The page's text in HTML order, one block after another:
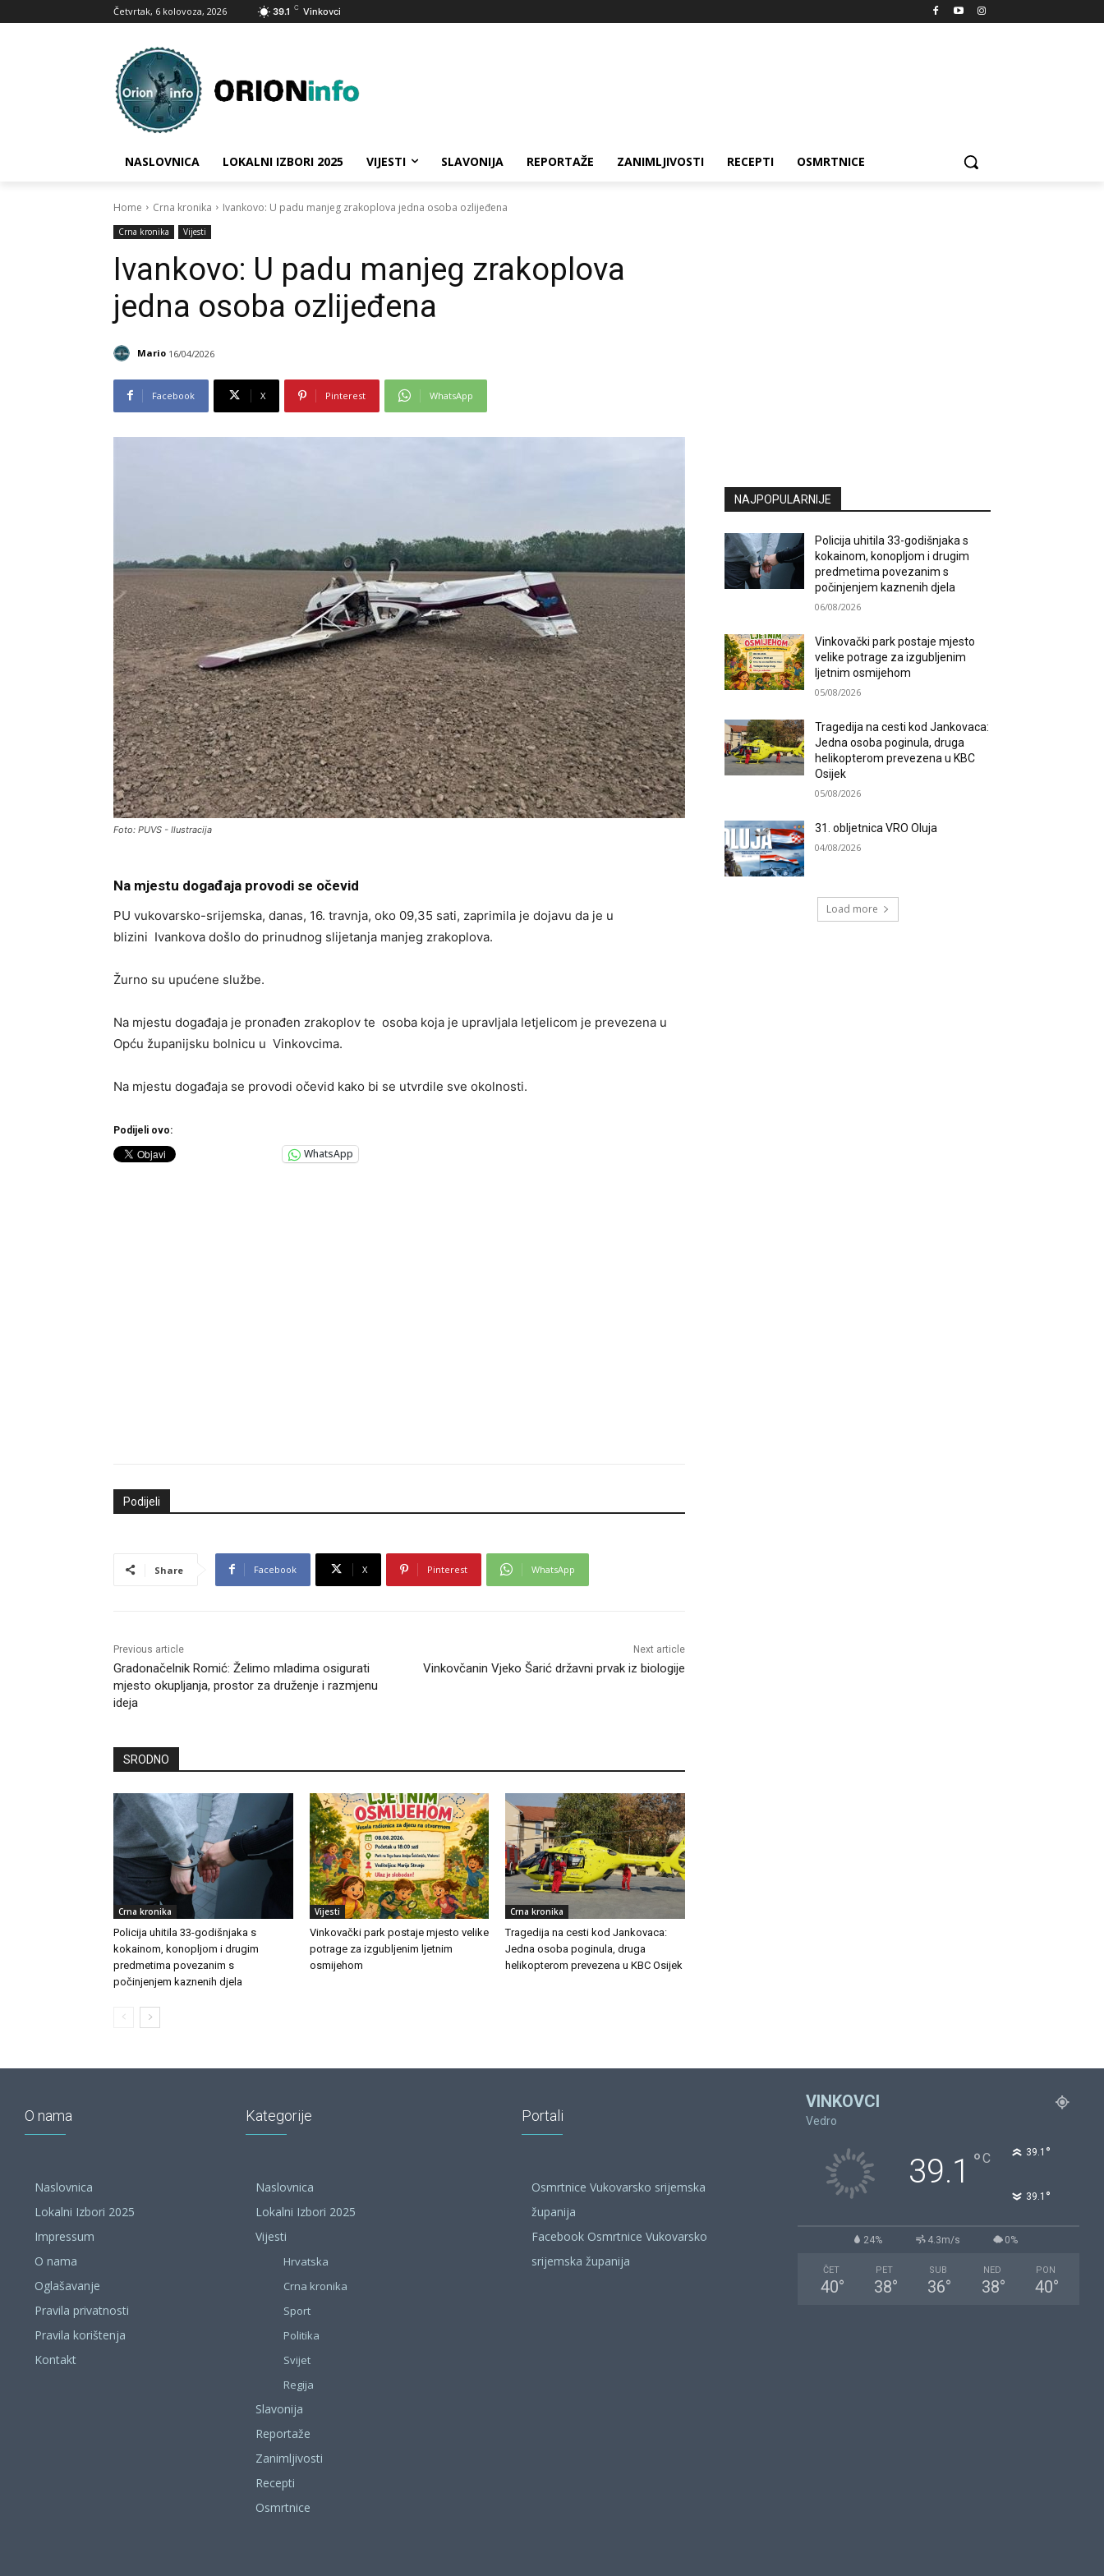
Četvrtak, 6 kolovoza, 2026 39.1 C Vinkovci
NASLOVNICA LOKALNI IZBORI 2025 VIJESTI SLAVONIJA REPORTAŽE ZANIMLJIVOSTI RECEPTI OSMRTNICE
Home Crna kronika Ivankovo: U padu manjeg zrakoplova jedna osoba ozlijeđena
Crna kronika Vijesti
Ivankovo: U padu manjeg zrakoplova
jedna osoba ozlijeđena
Mario 16/04/2026
Facebook X Pinterest WhatsApp
Foto: PUVS - Ilustracija
Na mjestu događaja provodi se očevid
PU vukovarsko-srijemska, danas, 16. travnja, oko 09,35 sati, zaprimila je dojavu da je u
blizini Ivankova došlo do prinudnog slijetanja manjeg zrakoplova.
Žurno su upućene službe.
Na mjestu događaja je pronađen zrakoplov te osoba koja je upravljala letjelicom je prevezena u
Opću županijsku bolnicu u Vinkovcima.
Na mjestu događaja se provodi očevid kako bi se utvrdile sve okolnosti.
Podijeli ovo:
WhatsApp
Podijeli
Share Facebook X Pinterest WhatsApp
Previous article
Gradonačelnik Romić: Želimo mladima osigurati
mjesto okupljanja, prostor za druženje i razmjenu
ideja
Next article
Vinkovčanin Vjeko Šarić državni prvak iz biologije
SRODNO
Crna kronika
Policija uhitila 33-godišnjaka s
kokainom, konopljom i drugim
predmetima povezanim s
počinjenjem kaznenih djela
Vijesti
Vinkovački park postaje mjesto velike
potrage za izgubljenim ljetnim
osmijehom
Crna kronika
Tragedija na cesti kod Jankovaca:
Jedna osoba poginula, druga
helikopterom prevezena u KBC Osijek
NAJPOPULARNIJE
Policija uhitila 33-godišnjaka s
kokainom, konopljom i drugim
predmetima povezanim s
počinjenjem kaznenih djela
06/08/2026
Vinkovački park postaje mjesto
velike potrage za izgubljenim
ljetnim osmijehom
05/08/2026
Tragedija na cesti kod Jankovaca:
Jedna osoba poginula, druga
helikopterom prevezena u KBC
Osijek
05/08/2026
31. obljetnica VRO Oluja
04/08/2026
Load more
O nama
Naslovnica
Lokalni Izbori 2025
Impressum
O nama
Oglašavanje
Pravila privatnosti
Pravila korištenja
Kontakt
Kategorije
Naslovnica
Lokalni Izbori 2025
Vijesti
Hrvatska
Crna kronika
Sport
Politika
Svijet
Regija
Slavonija
Reportaže
Zanimljivosti
Recepti
Osmrtnice
Portali
Osmrtnice Vukovarsko srijemska
županija
Facebook Osmrtnice Vukovarsko
srijemska županija
VINKOVCI
Vedro
39.1 °C 39.1 °
39.1 °
24% 4.3m/s 0%
ČET
40°
PET
38°
SUB
36°
NED
38°
PON
40°